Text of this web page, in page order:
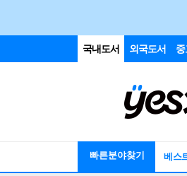
국내도서 외국도서
빠른분야찾기 베스